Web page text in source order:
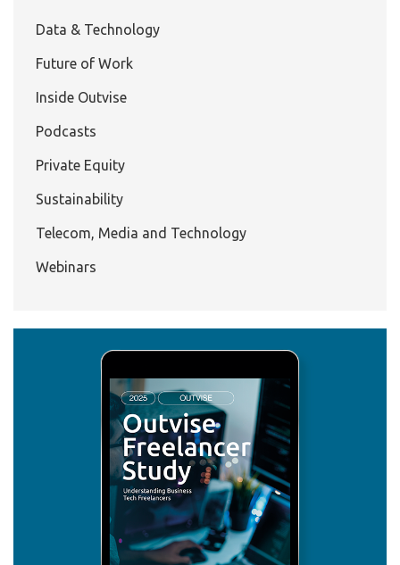
Data & Technology
Future of Work
Inside Outvise
Podcasts
Private Equity
Sustainability
Telecom, Media and Technology
Webinars